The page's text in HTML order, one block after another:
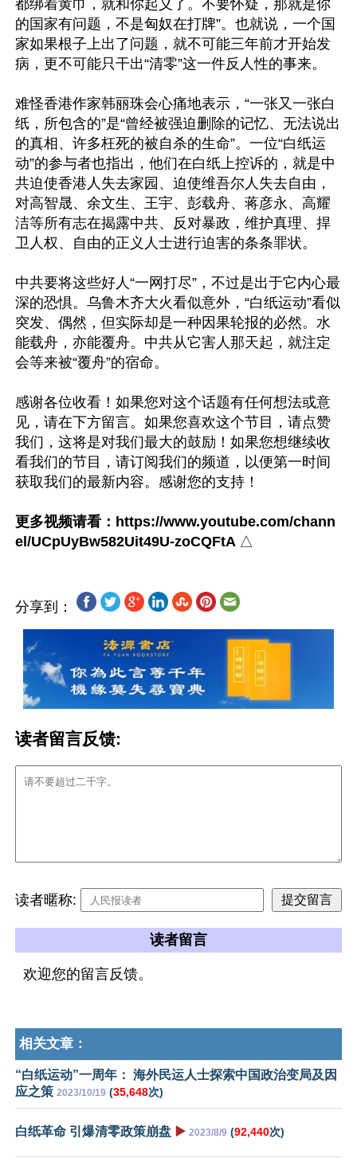
都绑着黄巾，就和你起义了。不要怀疑，那就是你
的国家有问题，不是匈奴在打牌”。也就说，一个国
家如果根子上出了问题，就不可能三年前才开始发
病，更不可能只干出“清零”这一件反人性的事来。
难怪香港作家韩丽珠会心痛地表示，“一张又一张白
纸，所包含的”是“曾经被强迫删除的记忆、无法说出
的真相、许多枉死的被自杀的生命”。一位“白纸运
动”的参与者也指出，他们在白纸上控诉的，就是中
共迫使香港人失去家园、迫使维吾尔人失去自由，
对高智晟、余文生、王宇、彭载舟、蒋彦永、高耀
洁等所有志在揭露中共、反对暴政，维护真理、捍
卫人权、自由的正义人士进行迫害的条条罪状。
中共要将这些好人“一网打尽”，不过是出于它内心最
深的恐惧。乌鲁木齐大火看似意外，“白纸运动”看似
突发、偶然，但实际却是一种因果轮报的必然。水
能载舟，亦能覆舟。中共从它害人那天起，就注定
会等来被“覆舟”的宿命。
感谢各位收看！如果您对这个话题有任何想法或意
见，请在下方留言。如果您喜欢这个节目，请点赞
我们，这将是对我们最大的鼓励！如果您想继续收
看我们的节目，请订阅我们的频道，以便第一时间
获取我们的最新内容。感谢您的支持！
更多视频请看：https://www.youtube.com/chann
el/UCpUyBw582Uit49U-zoCQFtA
分享到：
读者留言反馈:
读者暱称:
读者留言
欢迎您的留言反馈。
相关文章：
“白纸运动”一周年： 海外民运人士探索中国政治变局及因
应之策 2023/10/19 (35,648次)
白纸革命 引爆清零政策崩盘 ▶️ 2023/8/9 (92,440次)